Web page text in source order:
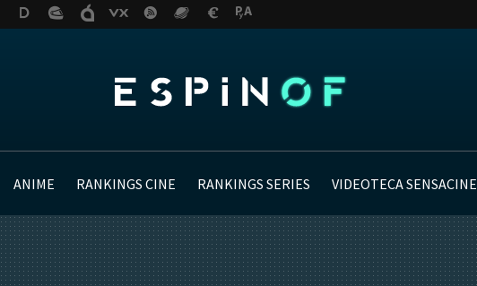
ANIME RANKINGS CINE RANKINGS SERIES VIDEOTECA SENSACINE